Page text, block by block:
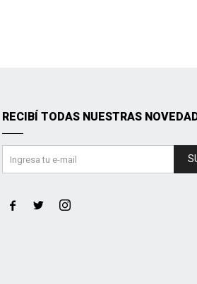
RECIBÍ TODAS NUESTRAS
  